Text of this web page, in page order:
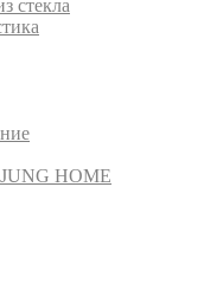
стекла
HOME